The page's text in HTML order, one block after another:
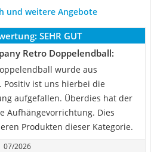
und weitere Angebote
SEHR GUT
Retro Doppelendball:
wurde aus
ist uns hierbei die
aufgefallen. Überdies hat der
Aufhängevorrichtung. Dies
Produkten dieser Kategorie.
07/2026